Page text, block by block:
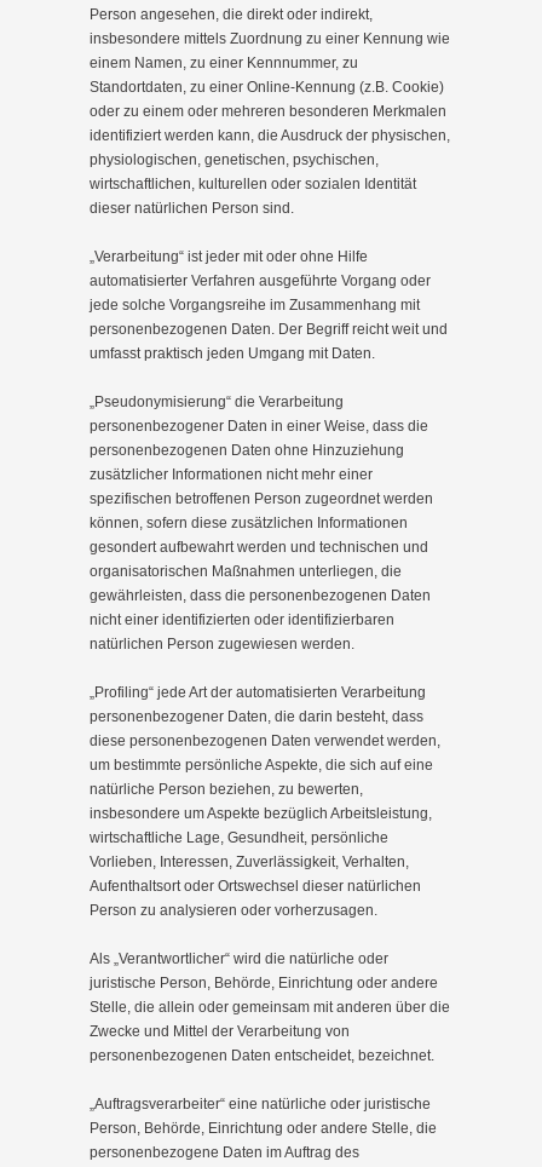
Person angesehen, die direkt oder indirekt,
insbesondere mittels Zuordnung zu einer Kennung wie
einem Namen, zu einer Kennnummer, zu
Standortdaten, zu einer Online-Kennung (z.B. Cookie)
oder zu einem oder mehreren besonderen Merkmalen
identifiziert werden kann, die Ausdruck der physischen,
physiologischen, genetischen, psychischen,
wirtschaftlichen, kulturellen oder sozialen Identität
dieser natürlichen Person sind.
„Verarbeitung“ ist jeder mit oder ohne Hilfe
automatisierter Verfahren ausgeführte Vorgang oder
jede solche Vorgangsreihe im Zusammenhang mit
personenbezogenen Daten. Der Begriff reicht weit und
umfasst praktisch jeden Umgang mit Daten.
„Pseudonymisierung“ die Verarbeitung
personenbezogener Daten in einer Weise, dass die
personenbezogenen Daten ohne Hinzuziehung
zusätzlicher Informationen nicht mehr einer
spezifischen betroffenen Person zugeordnet werden
können, sofern diese zusätzlichen Informationen
gesondert aufbewahrt werden und technischen und
organisatorischen Maßnahmen unterliegen, die
gewährleisten, dass die personenbezogenen Daten
nicht einer identifizierten oder identifizierbaren
natürlichen Person zugewiesen werden.
„Profiling“ jede Art der automatisierten Verarbeitung
personenbezogener Daten, die darin besteht, dass
diese personenbezogenen Daten verwendet werden,
um bestimmte persönliche Aspekte, die sich auf eine
natürliche Person beziehen, zu bewerten,
insbesondere um Aspekte bezüglich Arbeitsleistung,
wirtschaftliche Lage, Gesundheit, persönliche
Vorlieben, Interessen, Zuverlässigkeit, Verhalten,
Aufenthaltsort oder Ortswechsel dieser natürlichen
Person zu analysieren oder vorherzusagen.
Als „Verantwortlicher“ wird die natürliche oder
juristische Person, Behörde, Einrichtung oder andere
Stelle, die allein oder gemeinsam mit anderen über die
Zwecke und Mittel der Verarbeitung von
personenbezogenen Daten entscheidet, bezeichnet.
„Auftragsverarbeiter“ eine natürliche oder juristische
Person, Behörde, Einrichtung oder andere Stelle, die
personenbezogene Daten im Auftrag des